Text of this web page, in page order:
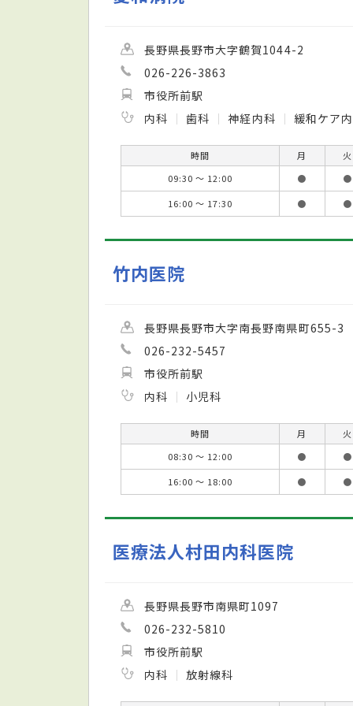
長野県長野市大字鶴賀1044-2
026-226-3863
市役所前駅
内科
歯科 神経内科 緩和ケア
時間 月 火
09:30 ～ 12:00
● ●
16:00 ～ 17:30
● ●
竹内医院
長野県長野市大字南長野南県町655-3
026-232-5457
市役所前駅
内科
小児科
時間 月 火
08:30 ～ 12:00
● ●
16:00 ～ 18:00
● ●
医療法人村田内科医院
長野県長野市南県町1097
026-232-5810
市役所前駅
内科
放射線科